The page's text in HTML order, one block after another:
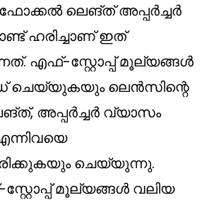
ലെങ്ത് അപ്പർച്ചർ
ഹരിച്ചാണ് ഇത്
എഫ്-സ്റ്റോപ്പ് മൂല്യങ്ങൾ
ചെയ്യുകയും ലെൻസിന്റെ
അപ്പർച്ചർ വ്യാസം
ചെയ്യുന്നു.
മൂല്യങ്ങൾ വലിയ